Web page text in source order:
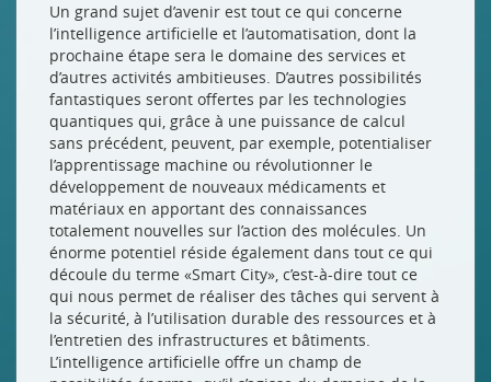
Un grand sujet d’avenir est tout ce qui concerne
l’intelligence artificielle et l’automatisation, dont la
prochaine étape sera le domaine des services et
d’autres activités ambitieuses. D’autres possibilités
fantastiques seront offertes par les technologies
quantiques qui, grâce à une puissance de calcul
sans précédent, peuvent, par exemple, potentialiser
l’apprentissage machine ou révolutionner le
développement de nouveaux médicaments et
matériaux en apportant des connaissances
totalement nouvelles sur l’action des molécules. Un
énorme potentiel réside également dans tout ce qui
découle du terme «Smart City», c’est-à-dire tout ce
qui nous permet de réaliser des tâches qui servent à
la sécurité, à l’utilisation durable des ressources et à
l’entretien des infrastructures et bâtiments.
L’intelligence artificielle offre un champ de